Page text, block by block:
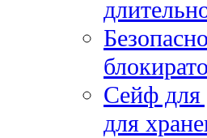
Сейф для
для